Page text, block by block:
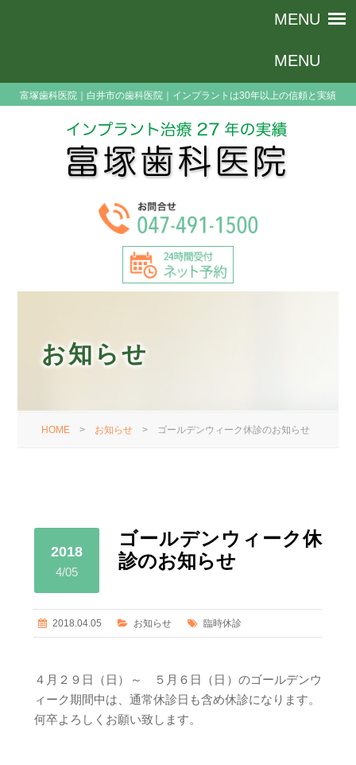
富塚歯科医院｜白井市の歯科医院｜インプラントは30年以上の信頼と実績
お知らせ
HOME > お知らせ > ゴールデンウィーク休診のお知らせ
2018
4/05
ゴールデンウィーク休
診のお知らせ
2018.04.05 お知らせ 臨時休診
４月２９日（日）～ ５月６日（日）のゴールデンウ
ィーク期間中は、通常休診日も含め休診になります。
何卒よろしくお願い致します。